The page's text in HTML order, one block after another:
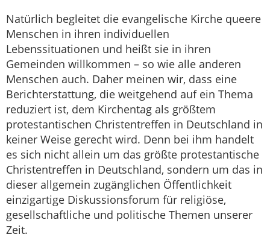
Natürlich begleitet die evangelische Kirche queere
Menschen in ihren individuellen
Lebenssituationen und heißt sie in ihren
Gemeinden willkommen – so wie alle anderen
Menschen auch. Daher meinen wir, dass eine
Berichterstattung, die weitgehend auf ein Thema
reduziert ist, dem Kirchentag als größtem
protestantischen Christentreffen in Deutschland in
keiner Weise gerecht wird. Denn bei ihm handelt
es sich nicht allein um das größte protestantische
Christentreffen in Deutschland, sondern um das in
dieser allgemein zugänglichen Öffentlichkeit
einzigartige Diskussionsforum für religiöse,
gesellschaftliche und politische Themen unserer
Zeit.